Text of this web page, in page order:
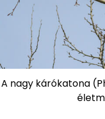
A nagy kárókatona